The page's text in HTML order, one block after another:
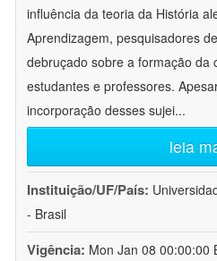
influência da teoria da História
Aprendizagem, pesquisadores
debruçado sobre a formação da
estudantes e professores.
incorporação desses sujei...
leia
Instituição/UF/País:
- Brasil
Vigência: Mon Jan 08 00:00:00